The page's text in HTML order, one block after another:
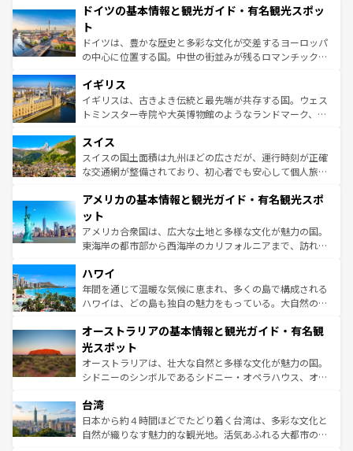
せる。地方によって風土や気候が異なるスペインはその個
ンテンツ一覧 を参照してほしい。
で、幅広い魅力が詰まっている。華麗な宮殿、歴史的な大
聖堂、美しいビーチ、そして豊かな自然が、訪れる者を心
から魅了する。また、フランスは美食の国としても知ら
れ、フランス料理はユネスコ無形文化遺産にも登録されて
香り高いラベンダー畑など、多彩な楽しみ方が可能だ。さ
らに、パリ以外の地域にも魅力が溢れており、どの街角に
も豊かな歴史と文化が息づいている。パリ以外の個性あふ
を参照してほしい。
ドイツの基本情報と観光ガイド・有名観光スポッ
ト
ドイツは、豊かな歴史と多彩な文化が交差するヨーロッパ
の中心に位置する国。中世の街並みが残るロマンチック街
顔を持つこの国は、どこを歩いても飽きることがない。ベ
ルリンの文化的活気、バイエルン州のアルプスの絶景、そ
してライン川沿いのワイン畑といった風景は必見。ビール
は、お酒好きな人にはぜひ体験してほしい。 なお、新着の
ドイツ情報はコンテンツ一覧を参照してほしい。
イギリス
イギリスは、古きよき伝統と最先端が共存する国。ウェス
トミンスター寺院や大英博物館のようなランドマーク、歴
リアごとに異なる魅力がある。また、優雅なアフタヌーン
ティー、ビール好きにはたまらない英国パブ、サッカー観
戦など、本場だからこそできる体験も豊富。イギリスを旅
ンツ一覧を参照してほしい。
スイス
スイスの国土面積は九州ほどの広さだが、運行時刻が正確
な交通網が整備されており、初心者でも安心して個人旅行
の建物がそのまま残る町や、スイスならではのユニークな
博物館もあり、アルプス観光だけでなく町歩きも満喫する
ことができる。国民の所得が高いため物価も高いが、旅行
者向けの交通パス提供のサービスもあり、うまく活用すれ
着のスイス情報は
アメリカの基本情報と観光ガイド・有名観光スポ
ット
アメリカ合衆国は、広大な土地と多様な文化が魅力の国。
東海岸の都市部から西海岸のカリフォルニアまで、訪れる
のような巨大都市は、観光、ショッピング、エンターテイ
ンメントが詰まった刺激的なスポットだ。一方、アメリカ
西部には大自然が広がり、グランドキャニオンやイエロー
部のニューオーリンズでは、音楽と美食が融合した独特の
文化が魅力。旅行者はアメリカの各地域で異なる魅力を楽
しみながら、その多様性と豊かな歴史を感じることができ
るだろう。車でのロードトリップや列車の旅も、アメリカ
情報は
ハワイ
年間を通じて温暖な気候に恵まれ、多くの島で構成される
ハワイは、どの島も独自の魅力をもっている。大自然の神
ワイ島は見逃せない。また、定番の観光地といえばオアフ
島だが、静かな自然を求めるならマウイ島やカウアイ島が
おすすめ。エメラルドグリーンに輝く海をはじめ、豊かな
文化や歴史が息づいている。「アロハスピリット」と呼ば
人々、おいしいローカルフードやハワイアンミュージッ
ク、伝統的なフラダンスなど、すべてがハワイの魅力を彩
っている。訪れるたびに新しい発見と感動が待っているハ
オーストラリアの基本情報と観光ガイド・有名観
光スポット
オーストラリアは、壮大な自然と多様な文化が魅力の国。
シドニーのシンボルであるシドニー・オペラハウス、オー
リアリーフや大陸中央部にそびえるウルル（エアーズロッ
ク）、タスマニアの美しい原生林やケアンズの熱帯雨林な
ど、見どころがたくさん。また、カフェやワイン、オージ
台湾
日本から約４時間ほどでたどり着く台湾は、多彩な文化と
自然が織りなす魅力的な観光地。活気あふれる大都市の台